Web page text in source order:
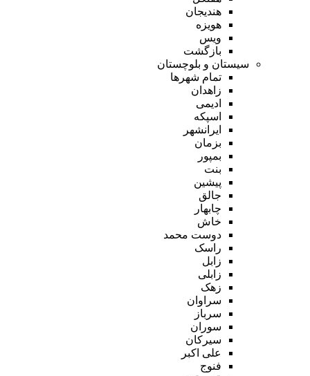
هندیجان
هویزه
ویس
بازگشت
سیستان و بلوچستان
تمام شهر‌ها
زاهدان
ادیمی
اسپکه
ایرانشهر
بزمان
بمپور
بنت
پیشین
جالق
چابهار
خاش
دوست محمد
راسک
زابل
زابلی
زهک
سراوان
سرباز
سوران
سیرکان
علی اکبر
فنوج